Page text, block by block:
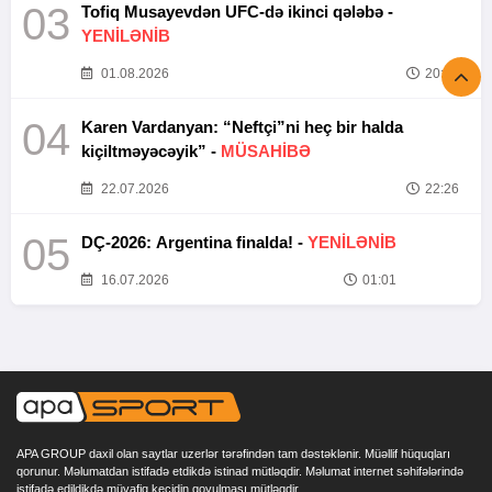
03
Tofiq Musayevdən UFC-də ikinci qələbə -
YENİLƏNİB
01.08.2026 20:52
04
Karen Vardanyan: “Neftçi”ni heç bir halda
kiçiltməyəcəyik” - MÜSAHİBƏ
22.07.2026 22:26
05 DÇ-2026: Argentina finalda! - YENİLƏNİB
16.07.2026 01:01
APA GROUP daxil olan saytlar uzerlər tərəfindən tam dəstəklənir. Müəllif hüquqları
qorunur. Məlumatdan istifadə etdikdə istinad mütləqdir. Məlumat internet səhifələrində
istifadə edildikdə müvafiq keçidin qoyulması mütləqdir.